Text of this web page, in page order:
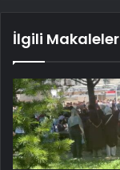
İlgili Makaleler